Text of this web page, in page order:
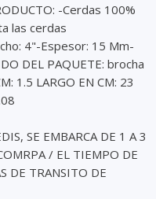
-Cerdas 100%
las cerdas
4"-Espesor: 15 Mm-
DEL PAQUETE: brocha
1.5 LARGO EN CM: 23
SE EMBARCA DE 1 A 3
/ EL TIEMPO DE
DE TRANSITO DE